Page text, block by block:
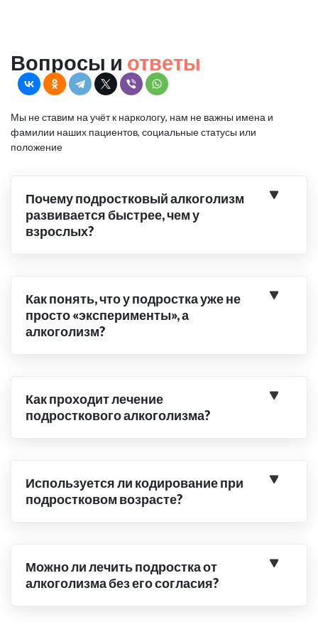
Вопросы и ответы
Мы не ставим на учёт к наркологу, нам не важны имена и
фамилии наших пациентов, социальные статусы или
положение
Почему подростковый алкоголизм
развивается быстрее, чем у
взрослых?
Как понять, что у подростка уже не
просто «эксперименты», а
алкоголизм?
Как проходит лечение
подросткового алкоголизма?
Используется ли кодирование при
подростковом возрасте?
Можно ли лечить подростка от
алкоголизма без его согласия?